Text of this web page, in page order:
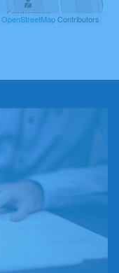
OpenStreetMapContributors